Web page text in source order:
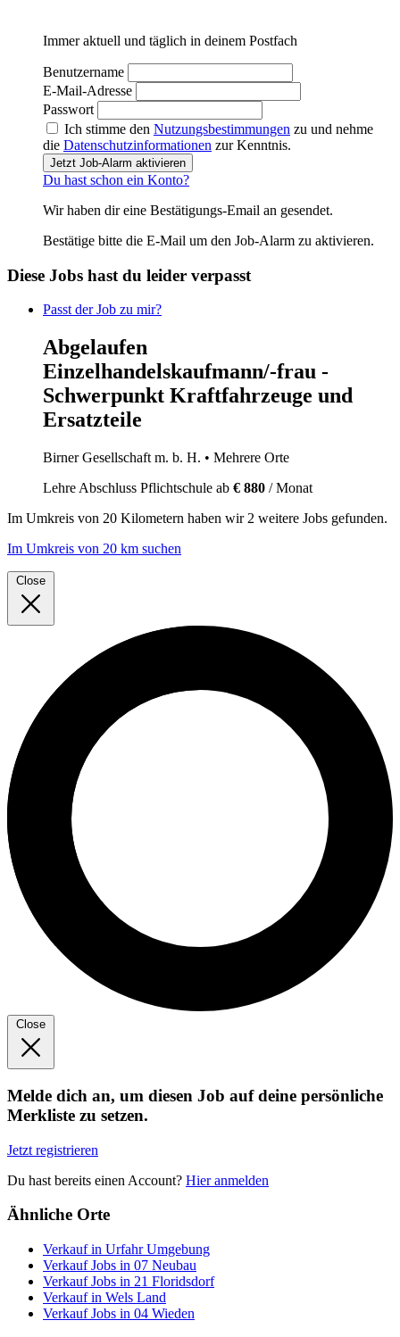
Immer aktuell und täglich in deinem Postfach
Benutzername
E-Mail-Adresse
Passwort
Ich stimme den Nutzungsbestimmungen zu und nehme
die Datenschutzinformationen zur Kenntnis.
Jetzt Job-Alarm aktivieren
Du hast schon ein Konto?
Wir haben dir eine Bestätigungs-Email an gesendet.
Bestätige bitte die E-Mail um den Job-Alarm zu aktivieren.
Diese Jobs hast du leider verpasst
Passt der Job zu mir?
Abgelaufen
Einzelhandelskaufmann/-frau -
Schwerpunkt Kraftfahrzeuge und
Ersatzteile
Birner Gesellschaft m. b. H. • Mehrere Orte
Lehre Abschluss Pflichtschule ab € 880 / Monat
Im Umkreis von 20 Kilometern haben wir 2 weitere Jobs gefunden.
Im Umkreis von 20 km suchen
Close
Close
Melde dich an, um diesen Job auf deine persönliche
Merkliste zu setzen.
Jetzt registrieren
Du hast bereits einen Account? Hier anmelden
Ähnliche Orte
Verkauf in Urfahr Umgebung
Verkauf Jobs in 07 Neubau
Verkauf Jobs in 21 Floridsdorf
Verkauf in Wels Land
Verkauf Jobs in 04 Wieden